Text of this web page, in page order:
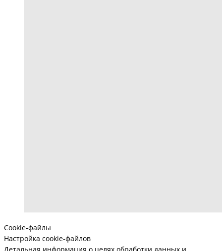
Cookie-файлы
Настройка cookie-файлов